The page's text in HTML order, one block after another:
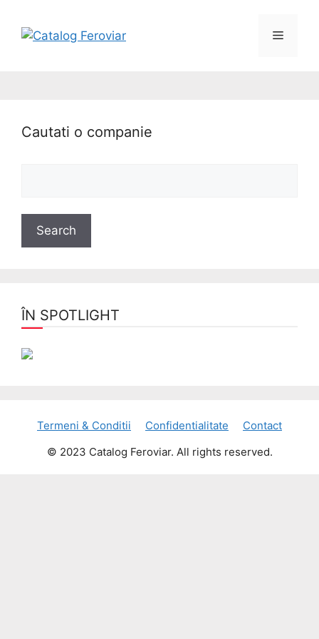
Cautati o companie
ÎN SPOTLIGHT
Termeni & Conditii Confidentialitate
Contact
© 2023 Catalog Feroviar. All rights reserved.